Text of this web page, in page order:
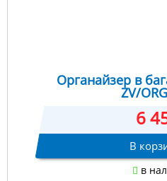
Органайзер в
ZV/
6
В
в